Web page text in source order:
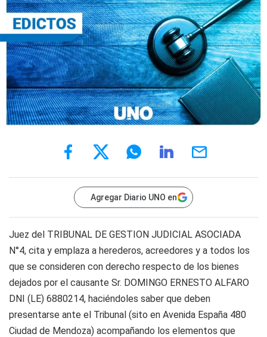
Agregar Diario UNO en
Juez del TRIBUNAL DE GESTION JUDICIAL ASOCIADA
N°4, cita y emplaza a herederos, acreedores y a todos los
que se consideren con derecho respecto de los bienes
dejados por el causante Sr. DOMINGO ERNESTO ALFARO
DNI (LE) 6880214, haciéndoles saber que deben
presentarse ante el Tribunal (sito en Avenida España 480
Ciudad de Mendoza) acompañando los elementos que